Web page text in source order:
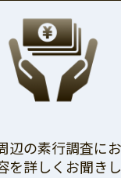
辺の素行調査に
を詳しくお聞き